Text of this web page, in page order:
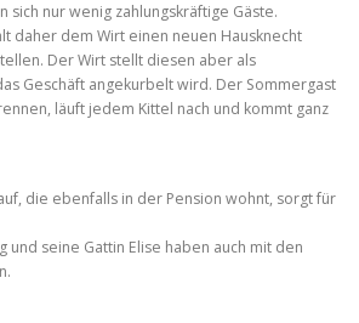
sich nur wenig zahlungskräftige Gäste.
daher dem Wirt einen neuen Hausknecht
Der Wirt stellt diesen aber als
Geschäft angekurbelt wird. Der Sommergast
läuft jedem Kittel nach und kommt ganz
die ebenfalls in der Pension wohnt, sorgt für
und seine Gattin Elise haben auch mit den